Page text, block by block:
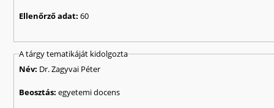
Ellenőrző adat:60
A tárgy tematikáját kidolgozta
Név: Dr. Zagyvai Péter
Beosztás:egyetemi docens